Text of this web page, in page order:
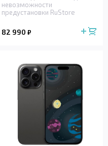
невозможности
предустановки RuStore
82 990 ₽